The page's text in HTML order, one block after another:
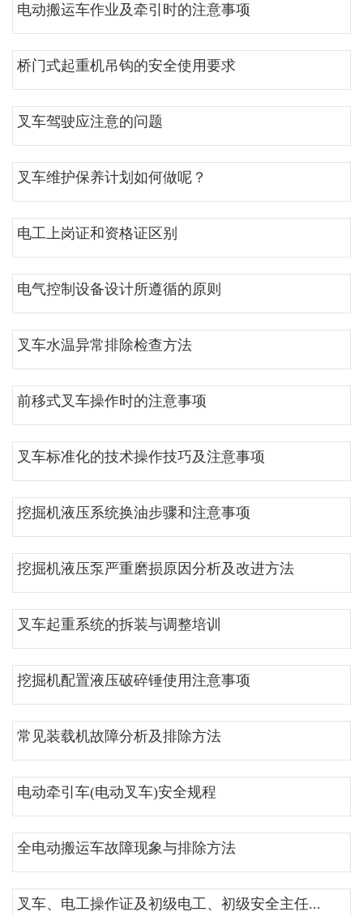
电动搬运车作业及牵引时的注意事项
桥门式起重机吊钩的安全使用要求
叉车驾驶应注意的问题
叉车维护保养计划如何做呢？
电工上岗证和资格证区别
电气控制设备设计所遵循的原则
叉车水温异常排除检查方法
前移式叉车操作时的注意事项
叉车标准化的技术操作技巧及注意事项
挖掘机液压系统换油步骤和注意事项
挖掘机液压泵严重磨损原因分析及改进方法
叉车起重系统的拆装与调整培训
挖掘机配置液压破碎锤使用注意事项
常见装载机故障分析及排除方法
电动牵引车(电动叉车)安全规程
全电动搬运车故障现象与排除方法
叉车、电工操作证及初级电工、初级安全主任...